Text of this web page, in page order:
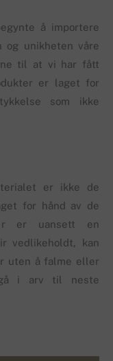
å importere
og unikheten våre
til at vi har fått
er laget for
som ikke
er ikke de
for hånd av de
er uansett en
vedlikeholdt, kan
uten å falme eller
gå i arv til neste